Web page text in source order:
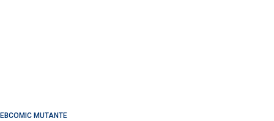
MUTANTE